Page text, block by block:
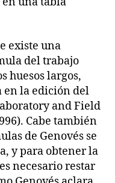
existe una
del trabajo
huesos largos,
en la edición del
and Field
Cabe también
de Genovés se
y para obtener la
necesario restar